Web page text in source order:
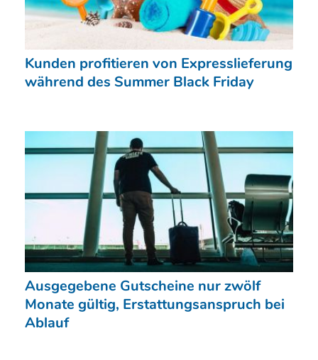
Kunden profitieren von Expresslieferung
während des Summer Black Friday
Ausgegebene Gutscheine nur zwölf
Monate gültig, Erstattungsanspruch bei
Ablauf